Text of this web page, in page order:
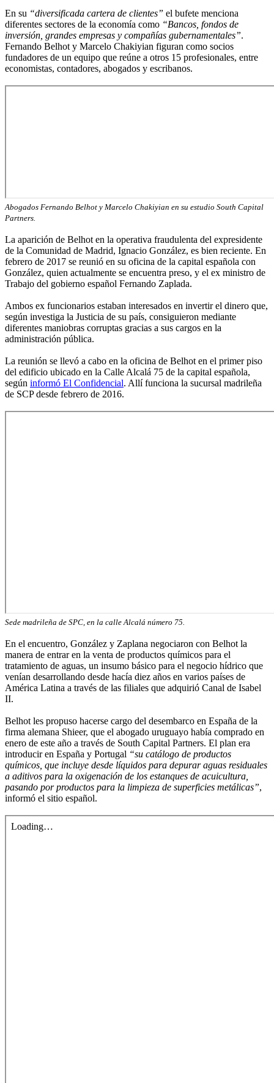
En su “diversificada cartera de clientes” el bufete menciona
diferentes sectores de la economía como “Bancos, fondos de
inversión, grandes empresas y compañías gubernamentales”.
Fernando Belhot y Marcelo Chakiyian figuran como socios
fundadores de un equipo que reúne a otros 15 profesionales, entre
economistas, contadores, abogados y escribanos.
Abogados Fernando Belhot y Marcelo Chakiyian en su estudio South Capital
Partners.
La aparición de Belhot en la operativa fraudulenta del expresidente
de la Comunidad de Madrid, Ignacio González, es bien reciente. En
febrero de 2017 se reunió en su oficina de la capital española con
González, quien actualmente se encuentra preso, y el ex ministro de
Trabajo del gobierno español Fernando Zaplada.
Ambos ex funcionarios estaban interesados en invertir el dinero que,
según investiga la Justicia de su país, consiguieron mediante
diferentes maniobras corruptas gracias a sus cargos en la
administración pública.
La reunión se llevó a cabo en la oficina de Belhot en el primer piso
del edificio ubicado en la Calle Alcalá 75 de la capital española,
según informó El Confidencial. Allí funciona la sucursal madrileña
de SCP desde febrero de 2016.
Sede madrileña de SPC, en la calle Alcalá número 75.
En el encuentro, González y Zaplana negociaron con Belhot la
manera de entrar en la venta de productos químicos para el
tratamiento de aguas, un insumo básico para el negocio hídrico que
venían desarrollando desde hacía diez años en varios países de
América Latina a través de las filiales que adquirió Canal de Isabel
II.
Belhot les propuso hacerse cargo del desembarco en España de la
firma alemana Shieer, que el abogado uruguayo había comprado en
enero de este año a través de South Capital Partners. El plan era
introducir en España y Portugal “su catálogo de productos
químicos, que incluye desde líquidos para depurar aguas residuales
a aditivos para la oxigenación de los estanques de acuicultura,
pasando por productos para la limpieza de superficies metálicas”,
informó el sitio español.